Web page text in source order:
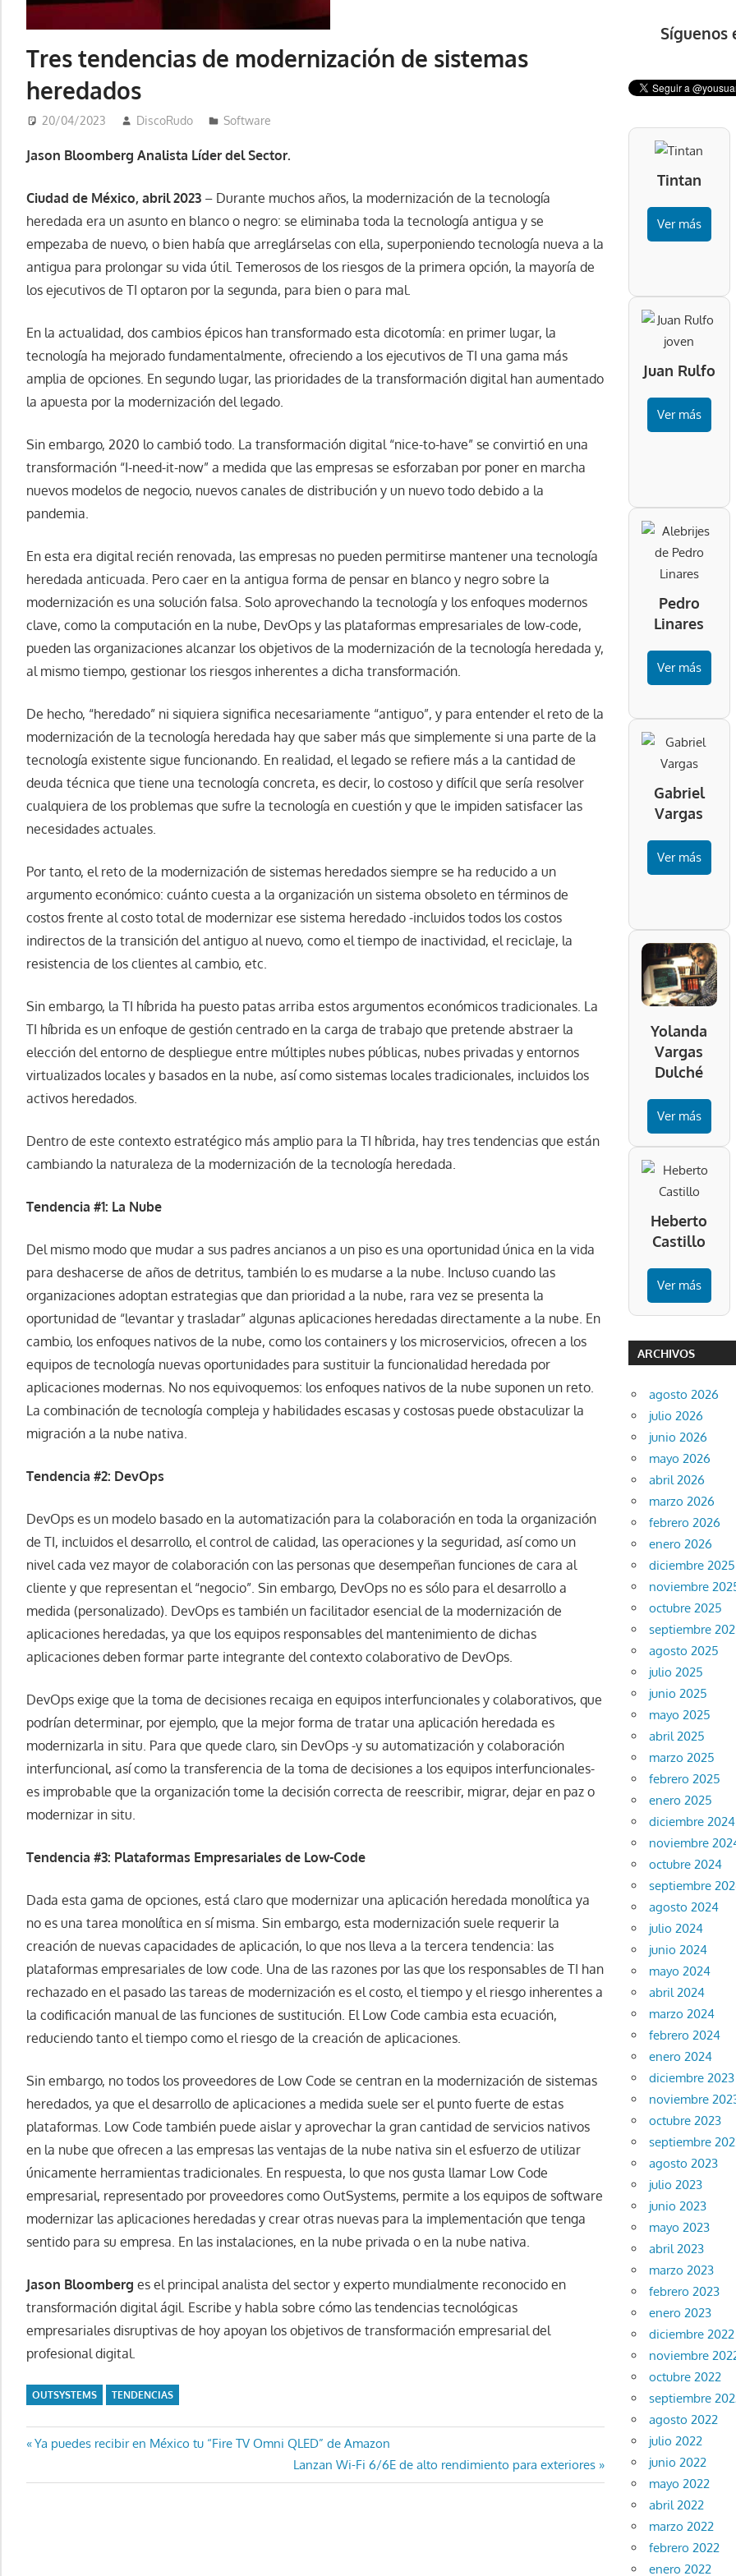
Tres tendencias de modernización de sistemas
heredados
20/04/2023 DiscoRudo Software
Jason Bloomberg Analista Líder del Sector.
Ciudad de México, abril 2023 – Durante muchos años, la modernización de la tecnología
heredada era un asunto en blanco o negro: se eliminaba toda la tecnología antigua y se
empezaba de nuevo, o bien había que arreglárselas con ella, superponiendo tecnología nueva a la
antigua para prolongar su vida útil. Temerosos de los riesgos de la primera opción, la mayoría de
los ejecutivos de TI optaron por la segunda, para bien o para mal.
En la actualidad, dos cambios épicos han transformado esta dicotomía: en primer lugar, la
tecnología ha mejorado fundamentalmente, ofreciendo a los ejecutivos de TI una gama más
amplia de opciones. En segundo lugar, las prioridades de la transformación digital han aumentado
la apuesta por la modernización del legado.
Sin embargo, 2020 lo cambió todo. La transformación digital “nice-to-have” se convirtió en una
transformación “I-need-it-now” a medida que las empresas se esforzaban por poner en marcha
nuevos modelos de negocio, nuevos canales de distribución y un nuevo todo debido a la
pandemia.
En esta era digital recién renovada, las empresas no pueden permitirse mantener una tecnología
heredada anticuada. Pero caer en la antigua forma de pensar en blanco y negro sobre la
modernización es una solución falsa. Solo aprovechando la tecnología y los enfoques modernos
clave, como la computación en la nube, DevOps y las plataformas empresariales de low-code,
pueden las organizaciones alcanzar los objetivos de la modernización de la tecnología heredada y,
al mismo tiempo, gestionar los riesgos inherentes a dicha transformación.
De hecho, “heredado” ni siquiera significa necesariamente “antiguo”, y para entender el reto de la
modernización de la tecnología heredada hay que saber más que simplemente si una parte de la
tecnología existente sigue funcionando. En realidad, el legado se refiere más a la cantidad de
deuda técnica que tiene una tecnología concreta, es decir, lo costoso y difícil que sería resolver
cualquiera de los problemas que sufre la tecnología en cuestión y que le impiden satisfacer las
necesidades actuales.
Por tanto, el reto de la modernización de sistemas heredados siempre se ha reducido a un
argumento económico: cuánto cuesta a la organización un sistema obsoleto en términos de
costos frente al costo total de modernizar ese sistema heredado -incluidos todos los costos
indirectos de la transición del antiguo al nuevo, como el tiempo de inactividad, el reciclaje, la
resistencia de los clientes al cambio, etc.
Sin embargo, la TI híbrida ha puesto patas arriba estos argumentos económicos tradicionales. La
TI híbrida es un enfoque de gestión centrado en la carga de trabajo que pretende abstraer la
elección del entorno de despliegue entre múltiples nubes públicas, nubes privadas y entornos
virtualizados locales y basados en la nube, así como sistemas locales tradicionales, incluidos los
activos heredados.
Dentro de este contexto estratégico más amplio para la TI híbrida, hay tres tendencias que están
cambiando la naturaleza de la modernización de la tecnología heredada.
Tendencia #1: La Nube
Del mismo modo que mudar a sus padres ancianos a un piso es una oportunidad única en la vida
para deshacerse de años de detritus, también lo es mudarse a la nube. Incluso cuando las
organizaciones adoptan estrategias que dan prioridad a la nube, rara vez se presenta la
oportunidad de “levantar y trasladar” algunas aplicaciones heredadas directamente a la nube. En
cambio, los enfoques nativos de la nube, como los containers y los microservicios, ofrecen a los
equipos de tecnología nuevas oportunidades para sustituir la funcionalidad heredada por
aplicaciones modernas. No nos equivoquemos: los enfoques nativos de la nube suponen un reto.
La combinación de tecnología compleja y habilidades escasas y costosas puede obstaculizar la
migración a la nube nativa.
Tendencia #2: DevOps
DevOps es un modelo basado en la automatización para la colaboración en toda la organización
de TI, incluidos el desarrollo, el control de calidad, las operaciones y la seguridad, así como un
nivel cada vez mayor de colaboración con las personas que desempeñan funciones de cara al
cliente y que representan el “negocio”. Sin embargo, DevOps no es sólo para el desarrollo a
medida (personalizado). DevOps es también un facilitador esencial de la modernización de
aplicaciones heredadas, ya que los equipos responsables del mantenimiento de dichas
aplicaciones deben formar parte integrante del contexto colaborativo de DevOps.
DevOps exige que la toma de decisiones recaiga en equipos interfuncionales y colaborativos, que
podrían determinar, por ejemplo, que la mejor forma de tratar una aplicación heredada es
modernizarla in situ. Para que quede claro, sin DevOps -y su automatización y colaboración
interfuncional, así como la transferencia de la toma de decisiones a los equipos interfuncionales-
es improbable que la organización tome la decisión correcta de reescribir, migrar, dejar en paz o
modernizar in situ.
Tendencia #3: Plataformas Empresariales de Low-Code
Dada esta gama de opciones, está claro que modernizar una aplicación heredada monolítica ya
no es una tarea monolítica en sí misma. Sin embargo, esta modernización suele requerir la
creación de nuevas capacidades de aplicación, lo que nos lleva a la tercera tendencia: las
plataformas empresariales de low code. Una de las razones por las que los responsables de TI han
rechazado en el pasado las tareas de modernización es el costo, el tiempo y el riesgo inherentes a
la codificación manual de las funciones de sustitución. El Low Code cambia esta ecuación,
reduciendo tanto el tiempo como el riesgo de la creación de aplicaciones.
Sin embargo, no todos los proveedores de Low Code se centran en la modernización de sistemas
heredados, ya que el desarrollo de aplicaciones a medida suele ser el punto fuerte de estas
plataformas. Low Code también puede aislar y aprovechar la gran cantidad de servicios nativos
en la nube que ofrecen a las empresas las ventajas de la nube nativa sin el esfuerzo de utilizar
únicamente herramientas tradicionales. En respuesta, lo que nos gusta llamar Low Code
empresarial, representado por proveedores como OutSystems, permite a los equipos de software
modernizar las aplicaciones heredadas y crear otras nuevas para la implementación que tenga
sentido para su empresa. En las instalaciones, en la nube privada o en la nube nativa.
Jason Bloomberg es el principal analista del sector y experto mundialmente reconocido en
transformación digital ágil. Escribe y habla sobre cómo las tendencias tecnológicas
empresariales disruptivas de hoy apoyan los objetivos de transformación empresarial del
profesional digital.
OUTSYSTEMS TENDENCIAS
Navegación
de
Entrada
Ya puedes recibir en México tu “Fire TV Omni QLED” de Amazon
Entrada
siguiente:
Lanzan Wi-Fi 6/6E de alto rendimiento para exteriores
Síguenos
Tintan
Ver más
Juan Rulfo
Ver más
Pedro
Linares
Ver más
Gabriel
Vargas
Ver más
Yolanda
Vargas
Dulché
Ver más
Heberto
Castillo
Ver más
ARCHIVOS
agosto 2026
julio 2026
junio 2026
mayo 2026
abril 2026
marzo 2026
febrero 2026
enero 2026
diciembre 2025
noviembre
octubre 2025
septiembre
agosto 2025
julio 2025
junio 2025
mayo 2025
abril 2025
marzo 2025
febrero 2025
enero 2025
diciembre 2024
noviembre
octubre 2024
septiembre
agosto 2024
julio 2024
junio 2024
mayo 2024
abril 2024
marzo 2024
febrero 2024
enero 2024
diciembre 2023
noviembre
octubre 2023
septiembre
agosto 2023
julio 2023
junio 2023
mayo 2023
abril 2023
marzo 2023
febrero 2023
enero 2023
diciembre 2022
noviembre
octubre 2022
septiembre
agosto 2022
julio 2022
junio 2022
mayo 2022
abril 2022
marzo 2022
febrero 2022
enero 2022